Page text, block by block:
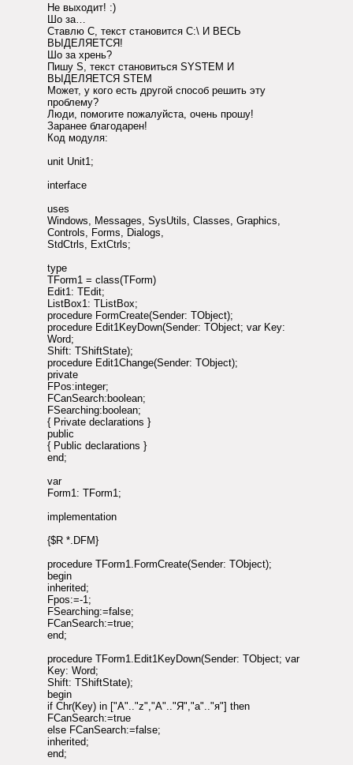
Не выходит! :)
Шо за…
Ставлю C, текст становится С:\ И ВЕСЬ
ВЫДЕЛЯЕТСЯ!
Шо за хрень?
Пишу S, текст становиться SYSTEM И
ВЫДЕЛЯЕТСЯ STEM
Может, у кого есть другой способ решить эту
проблему?
Люди, помогите пожалуйста, очень прошу!
Заранее благодарен!
Код модуля:
unit Unit1;
interface
uses
Windows, Messages, SysUtils, Classes, Graphics,
Controls, Forms, Dialogs,
StdCtrls, ExtCtrls;
type
TForm1 = class(TForm)
Edit1: TEdit;
ListBox1: TListBox;
procedure FormCreate(Sender: TObject);
procedure Edit1KeyDown(Sender: TObject; var Key:
Word;
Shift: TShiftState);
procedure Edit1Change(Sender: TObject);
private
FPos:integer;
FCanSearch:boolean;
FSearching:boolean;
{ Private declarations }
public
{ Public declarations }
end;
var
Form1: TForm1;
implementation
{$R *.DFM}
procedure TForm1.FormCreate(Sender: TObject);
begin
inherited;
Fpos:=-1;
FSearching:=false;
FCanSearch:=true;
end;
procedure TForm1.Edit1KeyDown(Sender: TObject; var
Key: Word;
Shift: TShiftState);
begin
if Chr(Key) in ["A".."z","А".."Я","а".."я"] then
FCanSearch:=true
else FCanSearch:=false;
inherited;
end;